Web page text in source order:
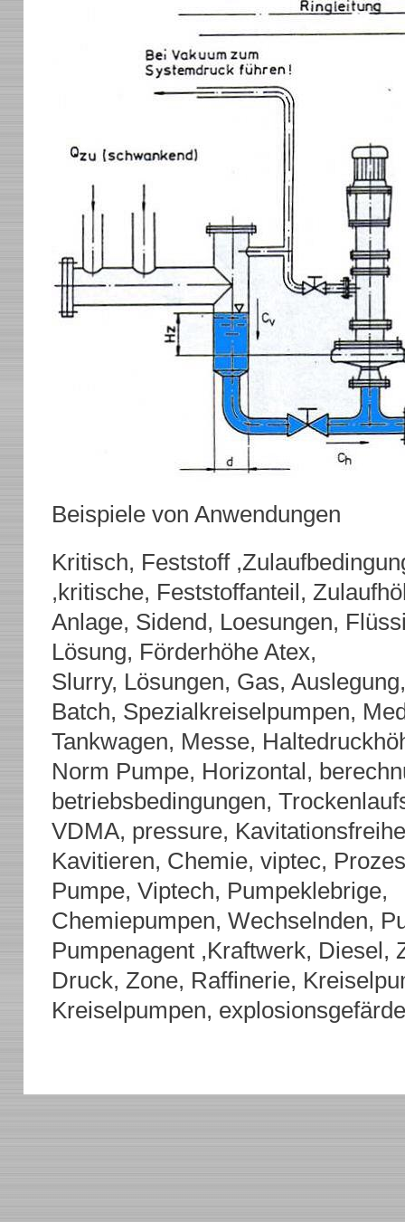
Beispiele von Anwendungen
Kritisch, Feststoff
,kritische, Feststoffanteil,
Anlage, Sidend, Loesungen,
Lösung, Förderhöhe Atex,
Slurry, Lösungen, Gas,
Batch, Spezialkreiselpumpen,
Tankwagen, Messe,
Norm Pumpe, Horizontal,
betriebsbedingungen,
VDMA, pressure,
Kavitieren, Chemie, viptec,
Pumpe, Viptech, Pumpeklebrige,
Chemiepumpen, Wechselnden,
Pumpenagent ,Kraftwerk, Diesel,
Druck, Zone, Raffinerie,
Kreiselpumpen,